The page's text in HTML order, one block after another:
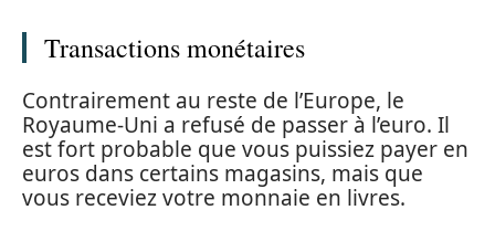
Transactions monétaires
Contrairement au reste de l’Europe, le
Royaume-Uni a refusé de passer à l’euro. Il
est fort probable que vous puissiez payer en
euros dans certains magasins, mais que
vous receviez votre monnaie en livres.